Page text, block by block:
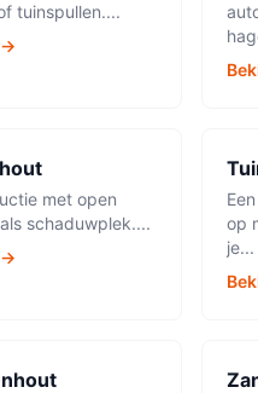
tuinspullen....
→
met open
schaduwplek....
→
op
je...